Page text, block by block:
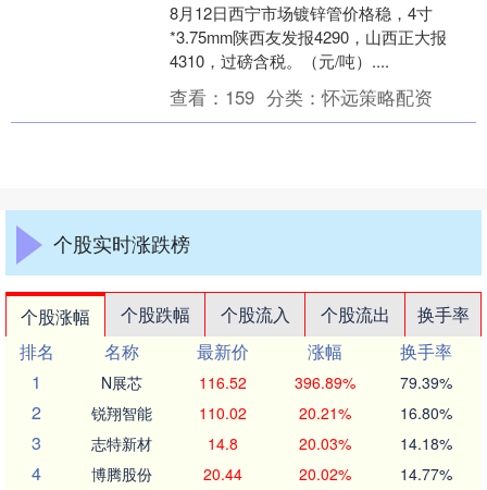
8月12日西宁市场镀锌管价格稳，4寸
*3.75mm陕西友发报4290，山西正大报
4310，过磅含税。（元/吨）....
查看： 159 分类：怀远策略配资
个股实时涨跌榜
个股涨幅 个股跌幅 个股流入 个股流出
换手率
排名
名称 最新价 涨幅
换手率
1
N展芯 116.52 396.89% 79.39%
2 锐翔智能 110.02 20.21% 16.80%
3 志特新材 14.8 20.03% 14.18%
4 博腾股份 20.44 20.02% 14.77%